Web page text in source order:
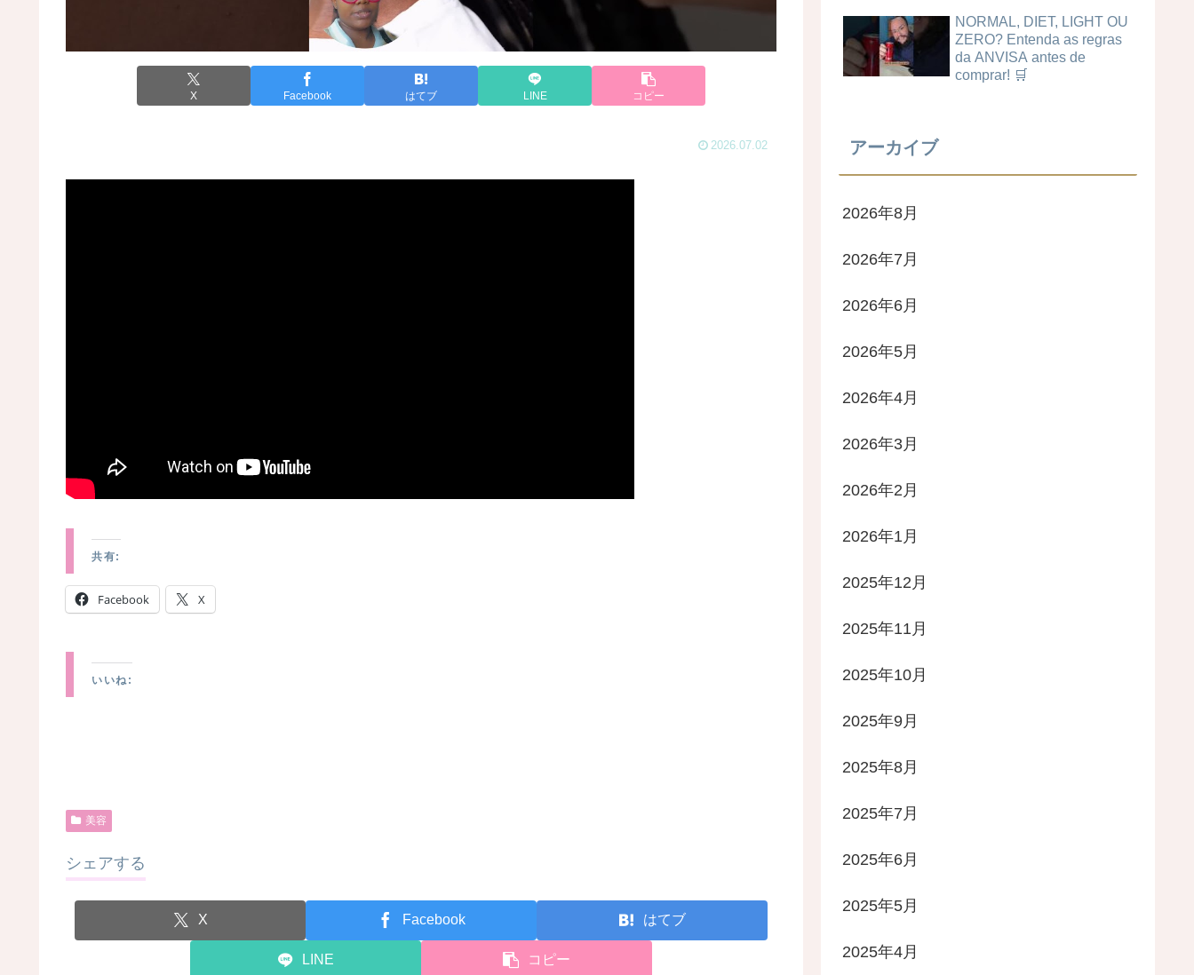
X Facebook はてブ LINE コピー
2026.07.02
共有:
Facebook X
いいね:
美容
シェアする
X Facebook はてブ
LINE コピー
過検証！ ブライトニングス
キンケアパウダー 4MSK 美
白ケア
NORMAL, DIET, LIGHT OU
ZERO? Entenda as regras
da ANVISA antes de
comprar! 🛒
アーカイブ
2026年8月
2026年7月
2026年6月
2026年5月
2026年4月
2026年3月
2026年2月
2026年1月
2025年12月
2025年11月
2025年10月
2025年9月
2025年8月
2025年7月
2025年6月
2025年5月
2025年4月